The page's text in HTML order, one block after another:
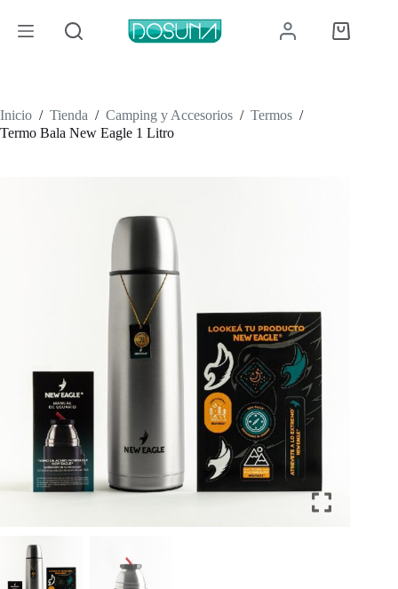
contenido
Carro
de
Inicio / Tienda / Camping y Accesorios / Termos /
Termo Bala New Eagle 1 Litro